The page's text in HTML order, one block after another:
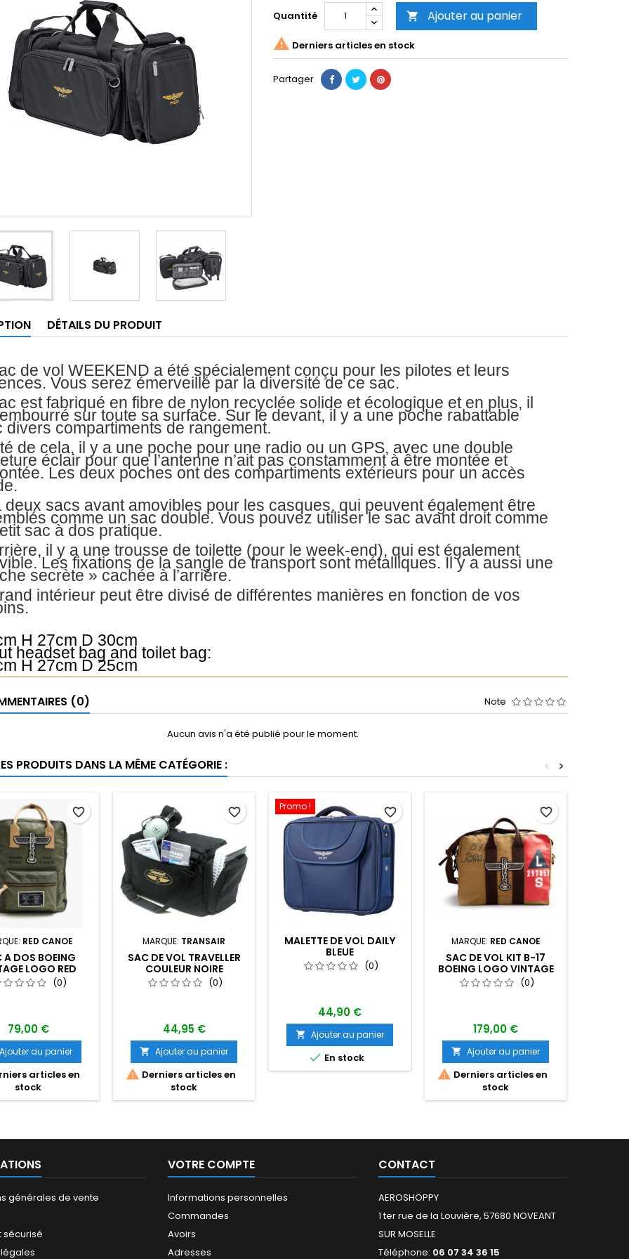
Quantité  Ajouter au panier
 Derniers articles en stock
Partager
DÉTAILS DU PRODUIT
de vol WEEKEND a été spécialement conçu pour les pilotes et leurs
Vous serez émerveillé par la diversité de ce sac.
est fabriqué en fibre de nylon recyclée solide et écologique et en plus, il
sur toute sa surface. Sur le devant, il y a une poche rabattable
divers compartiments de rangement.
de cela, il y a une poche pour une radio ou un GPS, avec une double
éclair pour que l’antenne n’ait pas constamment à être montée et
Les deux poches ont des compartiments extérieurs pour un accès
deux sacs avant amovibles pour les casques, qui peuvent également être
comme un sac double. Vous pouvez utiliser le sac avant droit comme
sac à dos pratique.
il y a une trousse de toilette (pour le week-end), qui est également
Les fixations de la sangle de transport sont métalliques. Il y a aussi une
secrète » cachée à l’arrière.
intérieur peut être divisé de différentes manières en fonction de vos
H 27cm D 30cm
headset bag and toilet bag:
H 27cm D 25cm
(0) Note
Aucun avis n'a été publié pour le moment.
PRODUITS DANS LA MÊME CATÉGORIE : >
<
RED CANOE
A DOS BOEING
LOGO RED
CANOE (0)
79,00 €
Ajouter au panier
articles en
stock
favorite_border
MARQUE: TRANSAIR
SAC DE VOL TRAVELLER
COULEUR NOIRE
(0)
44,95 €
 Ajouter au panier
 Derniers articles en
stock
favorite_border Promo !
MALETTE DE VOL DAILY
BLEUE
(0)
44,90 €
 Ajouter au panier
 En stock
favorite_border
MARQUE: RED CANOE
SAC DE VOL KIT B-17
BOEING LOGO VINTAGE
RED CANOE(0)
179,00 €
 Ajouter au panier
 Derniers articles en
stock
favorite_border
générales de vente
sécurisé
VOTRE COMPTE
Informations personnelles
Commandes
Avoirs
Adresses
CONTACT
AEROSHOPPY
1 ter rue de la Louvière, 57680 NOVEANT
SUR MOSELLE
Téléphone: 06 07 34 36 15